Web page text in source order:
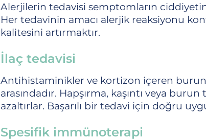
Alerjilerin tedavisi semptomların
Her tedavinin amacı alerjik reaksiyonu
kalitesini artırmaktır.
İlaç tedavisi
Antihistaminikler ve kortizon içeren burun
arasındadır. Hapşırma, kaşıntı veya burun
azaltırlar. Başarılı bir tedavi için doğru
Spesifik immünoterapi